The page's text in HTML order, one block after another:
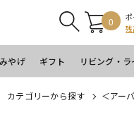
0
やげ ギフト リビング・
カテゴリーから探す
＜アー